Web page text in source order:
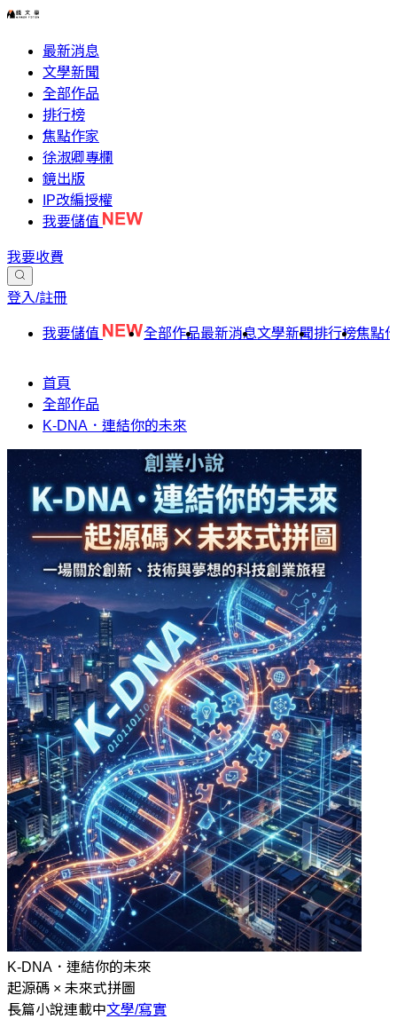
最新消息
文學新聞
全部作品
排行榜
焦點作家
徐淑卿專欄
鏡出版
IP改編授權
我要儲值
我要收費
登入/註冊
我要儲值 全部作品最新消息文學新聞排行榜焦點
首頁
全部作品
K-DNA．連結你的未來
K-DNA．連結你的未來
起源碼 × 未來式拼圖
長篇小說連載中文學/寫實